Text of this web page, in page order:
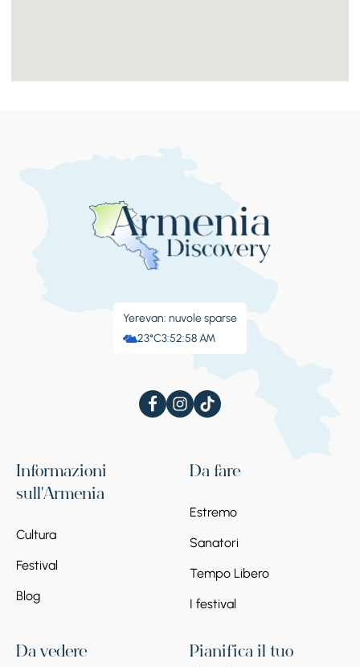
Yerevan: nuvole sparse
23°C3:52:59 AM
Informazioni
sull'Armenia
Cultura
Festival
Blog
Da fare
Estremo
Sanatori
Tempo Libero
I festival
Da vedere
Pianifica il tuo